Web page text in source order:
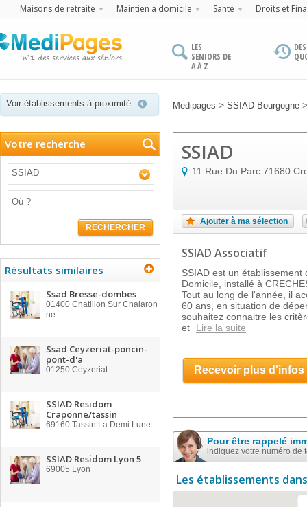
Maisons de retraite Maintien à domicile Santé Droits et
LES
SENIORS DE
A À Z
Voir établissements à proximité Medipages > SSIAD Bourgogne
Votre recherche
SSIAD
RECHERCHER
Résultats similaires
Ssad Bresse-dombes
01400 Chatillon Sur Chalaron
ne
Ssad Ceyzeriat-poncin-
pont-d'a
01250 Ceyzeriat
SSIAD Residom
Craponne/tassin
69160 Tassin La Demi Lune
SSIAD Residom Lyon 5
69005 Lyon
SSIAD
11 Rue Du Parc 71680
Ajouter à ma sélection
SSIAD Associatif
SSIAD est un établissement
Domicile, installé à
Tout au long de l'année, il
60 ans, en situation de
souhaitez connaitre les
et
Lire la suite
Recevoir plus d'infos
Pour être rappelé
indiquez votre numéro de
Les établissements